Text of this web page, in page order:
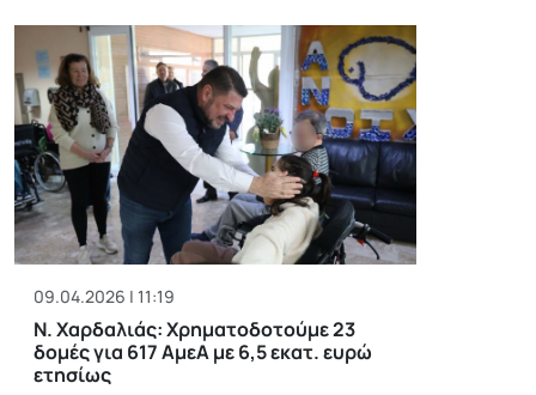
09.04.2026 | 11:19
Ν. Χαρδαλιάς: Χρηματοδοτούμε 23
δομές για 617 ΑμεΑ με 6,5 εκατ. ευρώ
ετησίως